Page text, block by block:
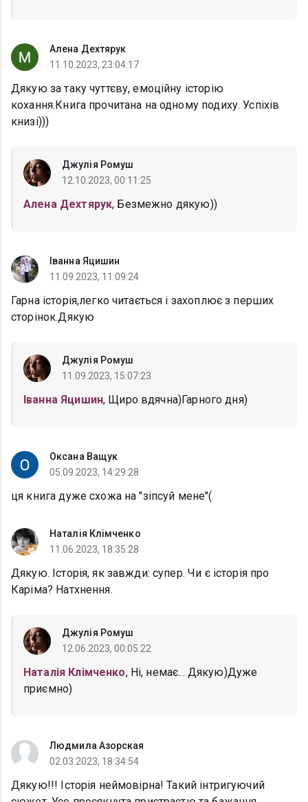
Алена Дехтярук
11.10.2023, 23:04:17
Дякую за таку чуттєву, емоційну історію
кохання.Книга прочитана на одному подиху. Успіхів
книзі)))
Джулія Ромуш
12.10.2023, 00:11:25
Алена Дехтярук, Безмежно дякую))
Іванна Яцишин
11.09.2023, 11:09:24
Гарна історія,легко читається і захоплює з перших
сторінок.Дякую
Джулія Ромуш
11.09.2023, 15:07:23
Іванна Яцишин, Щиро вдячна)Гарного дня)
Оксана Ващук
05.09.2023, 14:29:28
ця книга дуже схожа на "зіпсуй мене"(
Наталія Клімченко
11.06.2023, 18:35:28
Дякую. Історія, як завжди: супер. Чи є історія про
Каріма? Натхнення.
Джулія Ромуш
12.06.2023, 00:05:22
Наталія Клімченко, Ні, немає... Дякую)Дуже
приємно)
Людмила Азорская
02.03.2023, 18:34:54
Дякую!!! Історія неймовірна! Такий інтригуючий